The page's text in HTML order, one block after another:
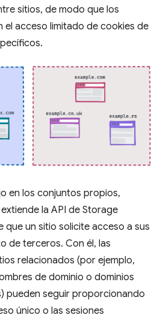
sitios, de modo que los
el acceso limitado de cookies de
en los conjuntos propios,
la API de Storage
que un sitio solicite acceso a sus
de terceros. Con él, las
relacionados (por ejemplo,
de dominio o dominios
pueden seguir proporcionando
único o las sesiones